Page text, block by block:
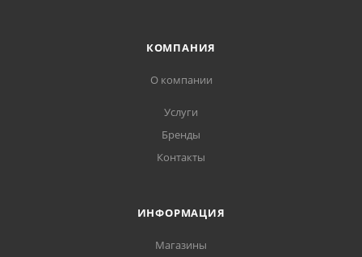
КОМПАНИЯ
О компании
Услуги
Бренды
Контакты
ИНФОРМАЦИЯ
Магазины